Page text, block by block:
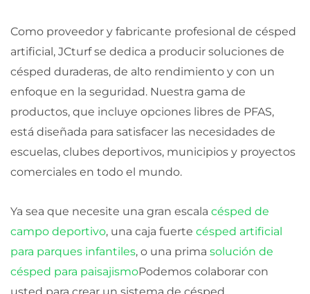
Como proveedor y fabricante profesional de césped
artificial, JCturf se dedica a producir soluciones de
césped duraderas, de alto rendimiento y con un
enfoque en la seguridad. Nuestra gama de
productos, que incluye opciones libres de PFAS,
está diseñada para satisfacer las necesidades de
escuelas, clubes deportivos, municipios y proyectos
comerciales en todo el mundo.
Ya sea que necesite una gran escala césped de
campo deportivo, una caja fuerte césped artificial
para parques infantiles, o una prima solución de
césped para paisajismoPodemos colaborar con